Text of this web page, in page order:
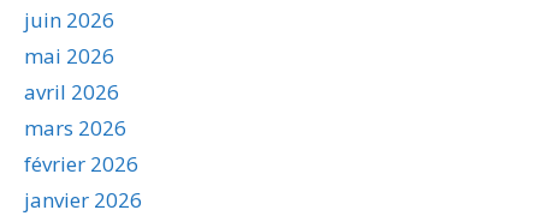
juin 2026
mai 2026
avril 2026
mars 2026
février 2026
janvier 2026